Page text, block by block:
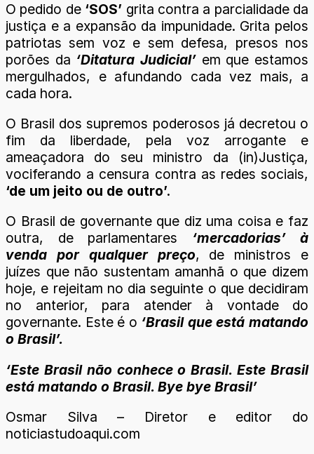
O pedido de ‘SOS’ grita contra a parcialidade da
justiça e a expansão da impunidade. Grita pelos
patriotas sem voz e sem defesa, presos nos
porões da ‘Ditatura Judicial’ em que estamos
mergulhados, e afundando cada vez mais, a
cada hora.
O Brasil dos supremos poderosos já decretou o
fim da liberdade, pela voz arrogante e
ameaçadora do seu ministro da (in)Justiça,
vociferando a censura contra as redes sociais,
‘de um jeito ou de outro’.
O Brasil de governante que diz uma coisa e faz
outra, de parlamentares
‘mercadorias’ à
venda por qualquer preço, de ministros e
juízes que não sustentam amanhã o que dizem
hoje, e rejeitam no dia seguinte o que decidiram
no anterior, para atender à vontade do
governante. Este é o ‘Brasil que está matando
o Brasil’.
‘Este Brasil não conhece o Brasil. Este Brasil
está matando o Brasil. Bye bye Brasil’
Osmar Silva – Diretor e editor do
noticiastudoaqui.com